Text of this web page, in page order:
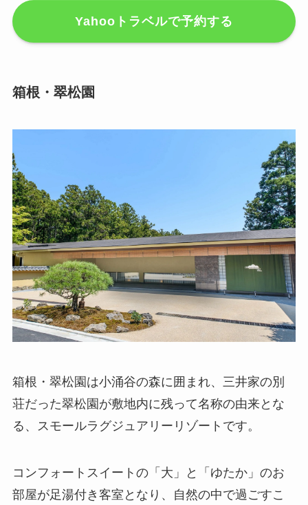
Yahooトラベルで予約する
箱根・翠松園
箱根・翠松園は小涌谷の森に囲まれ、三井家の別
荘だった翠松園が敷地内に残って名称の由来とな
る、スモールラグジュアリーリゾートです。
コンフォートスイートの「大」と「ゆたか」のお
部屋が足湯付き客室となり、自然の中で過ごすこ